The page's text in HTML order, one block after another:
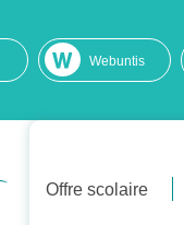
Webuntis
Offre scolaire